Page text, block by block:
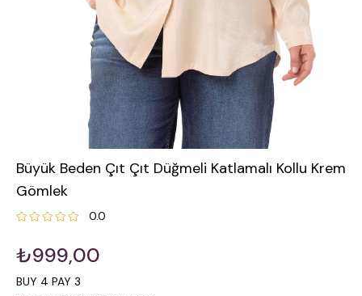
Büyük Beden Çıt Çıt Düğmeli Katlamalı Kollu Krem
Gömlek
0.0
₺999,00
BUY 4 PAY 3